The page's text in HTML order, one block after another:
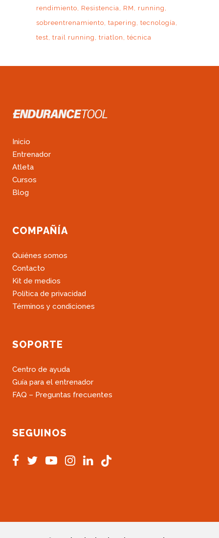
rendimiento
Resistencia RM
running
sobreentrenamiento tapering
tecnología
test trail running triatlon técnica
Inicio
Entrenador
Atleta
Cursos
Blog
COMPAÑÍA
Quiénes somos
Contacto
Kit de medios
Política de privacidad
Términos y condiciones
SOPORTE
Centro de ayuda
Guía para el entrenador
FAQ – Preguntas frecuentes
SEGUINOS